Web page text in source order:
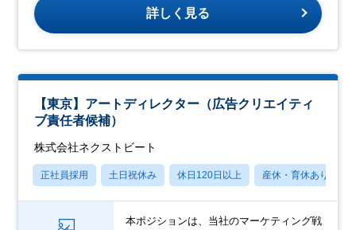
詳しく見る
【東京】アートディレクター（広告クリエイティ
ブ責任者候補）
株式会社ネクストビート
正社員採用 土日祝休み 休日120日以上 産休・育休あり
本ポジションは、当社のマーケティング戦